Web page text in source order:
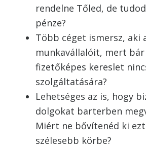
rendelne Tőled, de
pénze?
Több céget ismersz, aki
munkavállalóit, mert bár
fizetőképes kereslet
szolgáltatására?
Lehetséges az is, hogy
dolgokat barterben
Miért ne bővítenéd ki
szélesebb körbe?